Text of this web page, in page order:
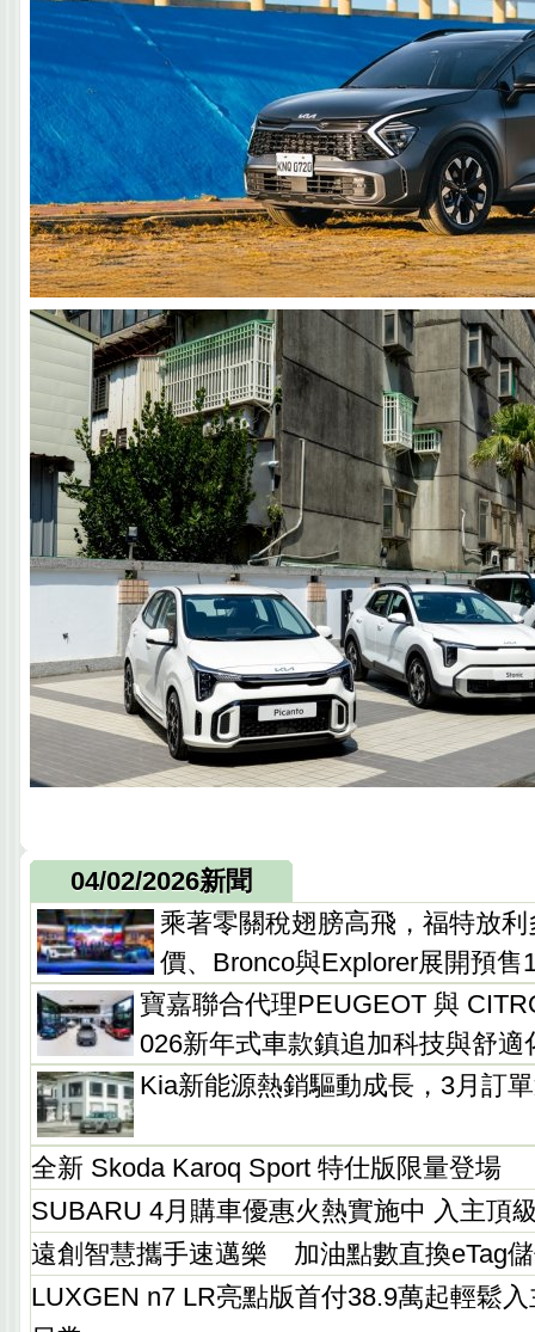
04/02/2026新聞
乘著零關稅翅膀高飛，福特放
價、Bronco與Explorer展開預售
寶嘉聯合代理PEUGEOT 與
026新年式車款鎮追加科技與舒適
Kia新能源熱銷驅動成長，3月訂
全新 Skoda Karoq Sport 特仕版限量登場
SUBARU 4月購車優惠火熱實施中 入主頂
遠創智慧攜手速邁樂 加油點數直換eTag
LUXGEN n7 LR亮點版首付38.9萬起輕鬆